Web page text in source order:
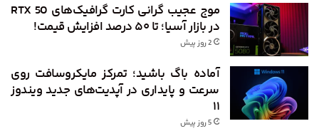
موج عجیب گرانی کارت گرافیک‌های RTX 50
در بازار آسیا؛ تا ۵۰ درصد افزایش قیمت!
2 روز پیش
آماده باگ باشید؛ تمرکز مایکروسافت روی
سرعت و پایداری در آپدیت‌های جدید ویندوز
۱۱
5 روز پیش